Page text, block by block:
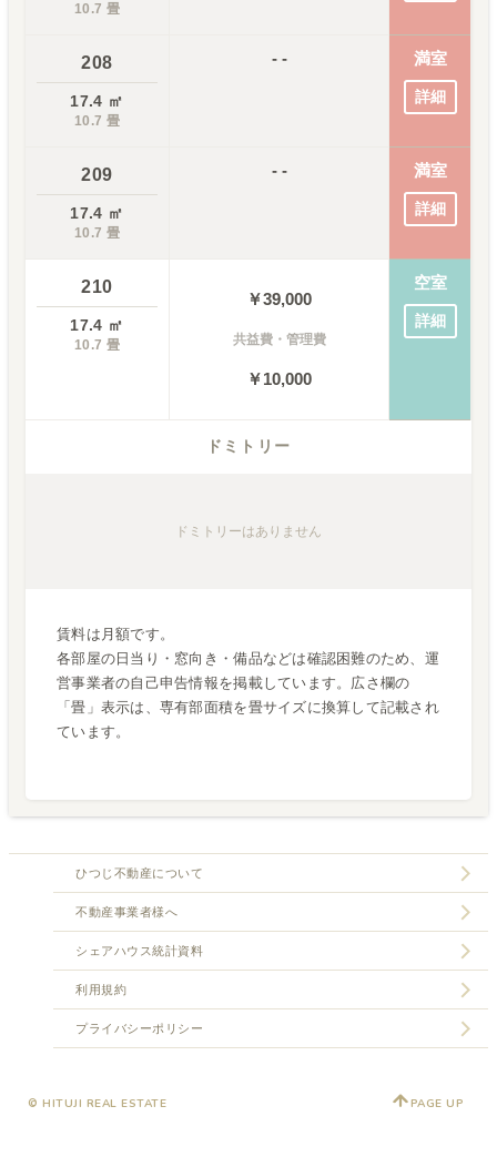
10.7 畳
208
17.4 ㎡
10.7 畳
- - 満室
詳細
209
17.4 ㎡
10.7 畳
- - 満室
詳細
210
17.4 ㎡
10.7 畳
￥39,000
共益費・管理費
￥10,000
空室
詳細
ドミトリー
ドミトリーはありません
賃料は月額です。
各部屋の日当り・窓向き・備品などは確認困難のため、運
営事業者の自己申告情報を掲載しています。広さ欄の
「畳」表示は、専有部面積を畳サイズに換算して記載され
ています。
ひつじ不動産について
不動産事業者様へ
シェアハウス統計資料
利用規約
プライバシーポリシー
© HITUJI REAL ESTATE PAGE UP